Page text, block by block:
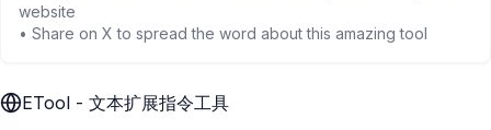
website
• Share on X to spread the word about this amazing tool
ETool - 文本扩展指令工具